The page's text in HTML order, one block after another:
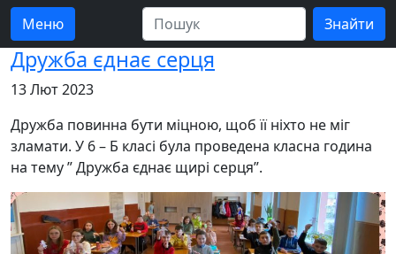
Меню
Дружба єднає серця
13 Лют 2023
Дружба повинна бути міцною, щоб її ніхто не міг
зламати. У 6 – Б класі була проведена класна година
на тему ” Дружба єднає щирі серця”.